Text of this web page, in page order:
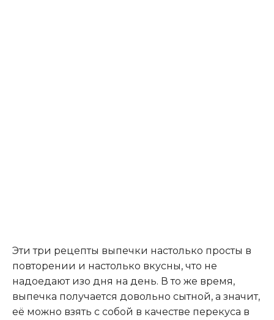
Эти три рецепты выпечки настолько просты в
повторении и настолько вкусны, что не
надоедают изо дня на день. В то же время,
выпечка получается довольно сытной, а значит,
её можно взять с собой в качестве перекуса в